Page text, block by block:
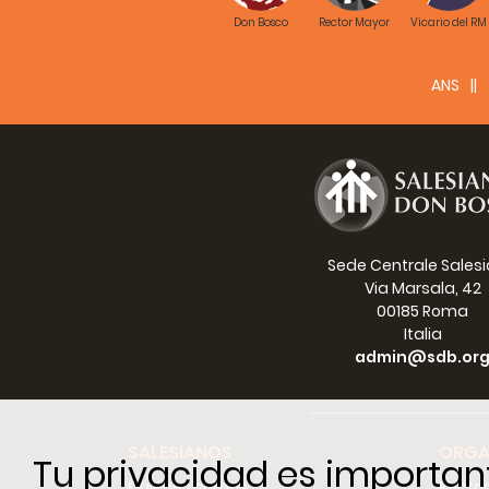
Tu privacidad es
Don Bosco Rector Mayor Vicario del RM
ANS
Sede Centrale
Via Marsala, 42
00185 Roma
Italia
admin@sdb.org